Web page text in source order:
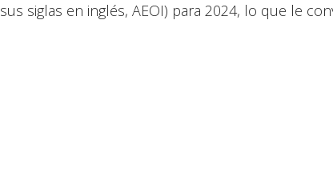
sus siglas en inglés, AEOI) para 2024, lo que le